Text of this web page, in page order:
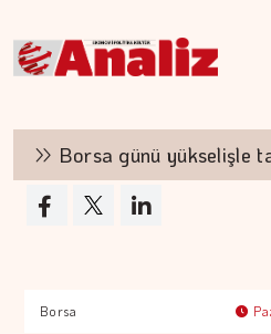
Borsa günü yükselişle
Borsa